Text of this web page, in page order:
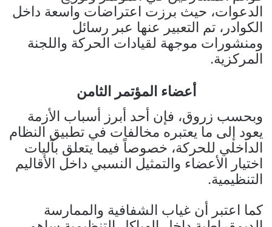
الدعوات، حيث برزت اعتراضات واسعة داخل
الكوادر، تم التعبير عنها عبر رسائل
ومنشورات موجهة لقيادات الحركة واللجنة
المركزية.
أعضاء المؤتمر الثامن
وبحسب زروق، فإن أحد أبرز أسباب الأزمة
يعود إلى ما يعتبره مخالفات في تطبيق النظام
الداخلي للحركة، خصوصاً فيما يتعلق بآليات
اختيار الأعضاء والتمثيل النسبي داخل الأقاليم
التنظيمية.
كما اعتبر أن غياب الشفافية والممارسة